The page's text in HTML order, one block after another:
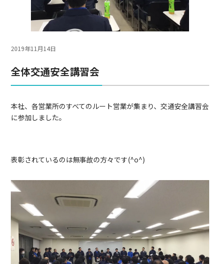
2019年11月14日
全体交通安全講習会
本社、各営業所のすべてのルート営業が集まり、交通安全講習会
に参加しました。
表彰されているのは無事故の方々です(^o^)